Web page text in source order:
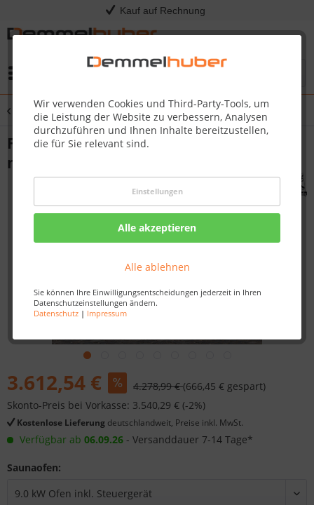
Kauf auf Rechnung
Wir verwenden Cookies und Third-Party-Tools, um
die Leistung der Website zu verbessern, Analysen
durchzuführen und Ihnen Inhalte bereitzustellen,
die für Sie relevant sind.
Einstellungen
Alle akzeptieren
Alle ablehnen
Sie können Ihre Einwilligungsentscheidungen jederzeit in Ihren
Datenschutzeinstellungen ändern.
Datenschutz| Impressum
Übersicht Saunafass
Fasssauna QUADRO 3 1,99 x 3,55 m 38
mm
3.612,54 € 4.278,99 €(666,45 € gespart)
Skonto-Preis bei Vorkasse: 3.540,29 € (-2%)
Kostenlose Lieferung deutschlandweit, Preise inkl. MwSt.
Verfügbar ab 06.09.26 - Versanddauer 7-14 Tage*
Saunaofen: